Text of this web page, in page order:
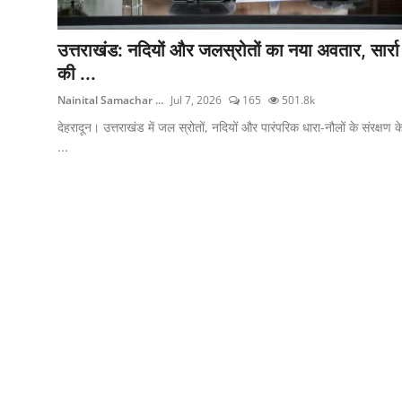
उत्तराखंड: नदियों और जलस्रोतों का नया अवतार, सार्रा
की ...
Nainital Samachar ... Jul 7, 2026 165 501.8k
देहरादून। उत्तराखंड में जल स्रोतों, नदियों और पारंपरिक धारा-नौलों के संरक्षण
...